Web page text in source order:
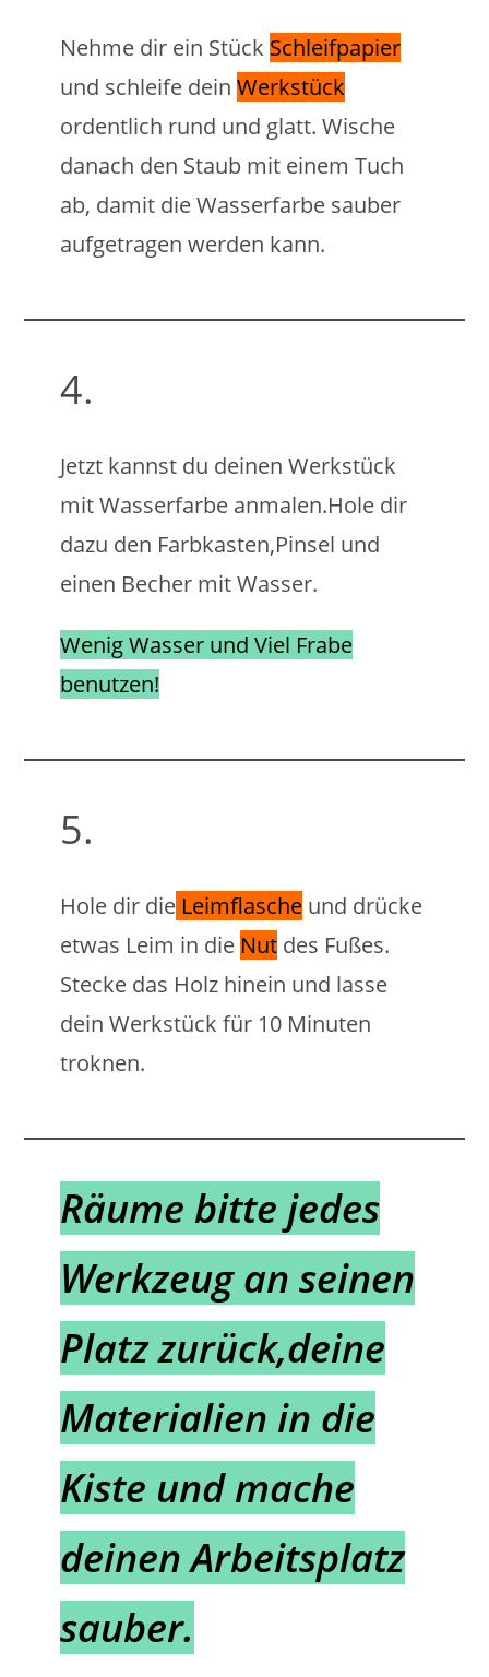
Nehme dir ein Stück Schleifpapier
und schleife dein Werkstück
ordentlich rund und glatt. Wische
danach den Staub mit einem Tuch
ab, damit die Wasserfarbe sauber
aufgetragen werden kann.
4.
Jetzt kannst du deinen Werkstück
mit Wasserfarbe anmalen.Hole dir
dazu den Farbkasten,Pinsel und
einen Becher mit Wasser.
Wenig Wasser und Viel Frabe
benutzen!
5.
Hole dir dieLeimflascheund drücke
etwas Leim in die Nutdes Fußes.
Stecke das Holz hinein und lasse
dein Werkstück für 10 Minuten
troknen.
Räume bitte jedes
Werkzeug an seinen
Platz zurück,deine
Materialien in die
Kiste und mache
deinen Arbeitsplatz
sauber.